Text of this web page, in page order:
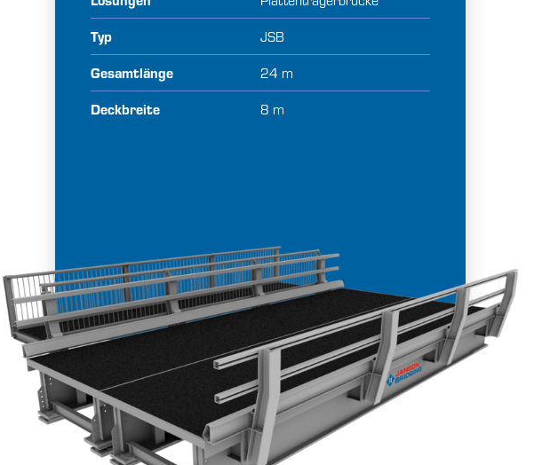
Typ
JSB
Gesamtlänge
24 m
Deckbreite
8 m